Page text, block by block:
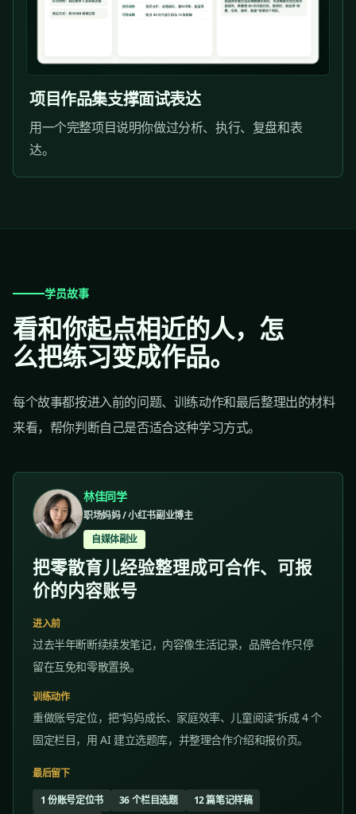
项目作品集支撑面试表达
用一个完整项目说明你做过分析、执行、复盘和表
达。
学员故事
看和你起点相近的人，怎
么把练习变成作品。
每个故事都按进入前的问题、训练动作和最后整理出的材料
来看，帮你判断自己是否适合这种学习方式。
林佳同学
职场妈妈 / 小红书副业博主
自媒体副业
把零散育儿经验整理成可合作、可报
价的内容账号
进入前
过去半年断断续续发笔记，内容像生活记录，品牌合作只停
留在互免和零散置换。
训练动作
重做账号定位，把“妈妈成长、家庭效率、儿童阅读”拆成 4 个
固定栏目，用 AI 建立选题库，并整理合作介绍和报价页。
最后留下
1 份账号定位书
36 个栏目选题
12 篇笔记样稿